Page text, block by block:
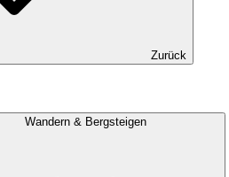
Zurück
Wandern & Bergsteigen